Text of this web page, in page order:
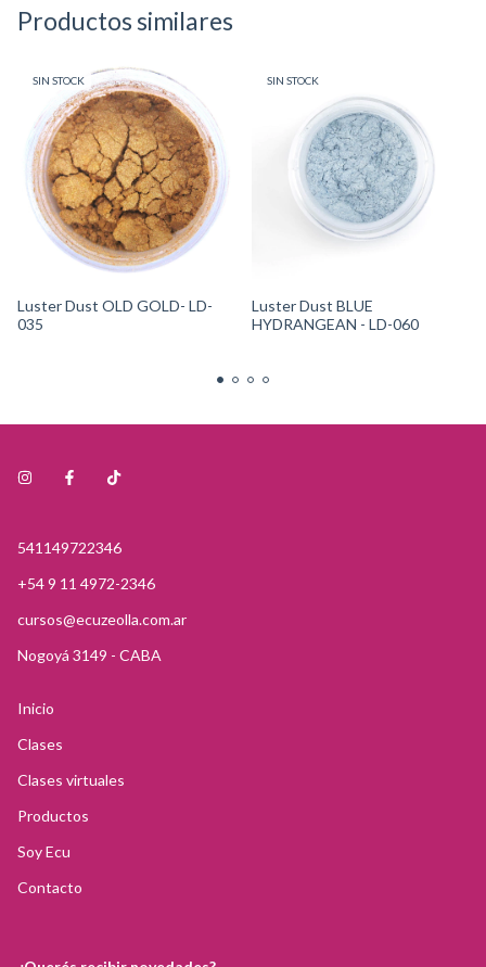
Productos similares
SIN STOCK
Luster Dust OLD GOLD- LD-
035
SIN STOCK
Luster Dust BLUE
HYDRANGEAN - LD-060
541149722346
+54 9 11 4972-2346
cursos@ecuzeolla.com.ar
Nogoyá 3149 - CABA
Inicio
Clases
Clases virtuales
Productos
Soy Ecu
Contacto